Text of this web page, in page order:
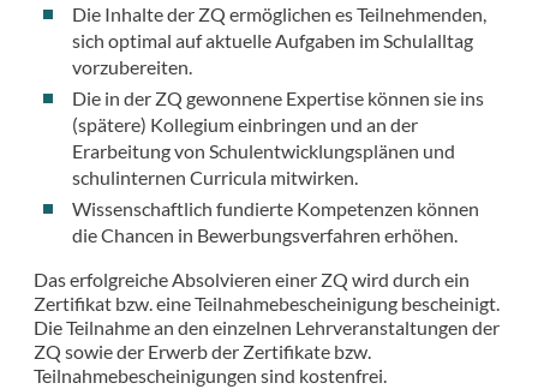
Die Inhalte der ZQ ermöglichen es Teilnehmenden,
sich optimal auf aktuelle Aufgaben im Schulalltag
vorzubereiten.
Die in der ZQ gewonnene Expertise können sie ins
(spätere) Kollegium einbringen und an der
Erarbeitung von Schulentwicklungsplänen und
schulinternen Curricula mitwirken.
Wissenschaftlich fundierte Kompetenzen können
die Chancen in Bewerbungsverfahren erhöhen.
Das erfolgreiche Absolvieren einer ZQ wird durch ein
Zertifikat bzw. eine Teilnahmebescheinigung bescheinigt.
Die Teilnahme an den einzelnen Lehrveranstaltungen der
ZQ sowie der Erwerb der Zertifikate bzw.
Teilnahmebescheinigungen sind kostenfrei.